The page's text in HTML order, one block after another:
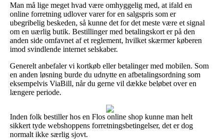
Man må lige meget hvad være omhyggelig med, at ifald en
online forretning udlover varer for en salgspris som er
ubegribelig beskeden, så kunne det for det meste være et signal
om en uærlig butik. Bestillinger med betalingskort er på den
anden side omfavnet af et reglement, hvilket skærmer køberen
imod svindlende internet selskaber.
Generelt anbefaler vi kortkøb eller betalinger med mobilen. Som
en anden løsning burde du udnytte en afbetalingsordning som
eksempelvis ViaBill, når du gerne vil dække beløbet over en
længere periode.
Inden folk bestiller hos en Flos online shop kunne man helt
sikkert tyde webshoppens forretningsbetingelser, det er dog
normalt ikke særlig sjovt.